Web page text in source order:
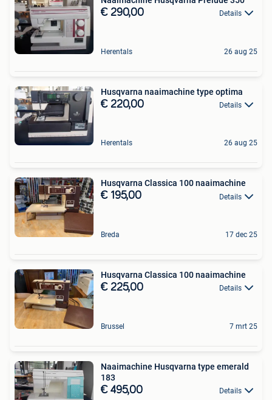
€ 290,00 Details
Herentals 26 aug 25
Husqvarna naaimachine type optima
€ 220,00 Details
Herentals 26 aug 25
Husqvarna Classica 100 naaimachine
€ 195,00 Details
Breda 17 dec 25
Husqvarna Classica 100 naaimachine
€ 225,00 Details
Brussel 7 mrt 25
Naaimachine Husqvarna type emerald
183
€ 495,00 Details